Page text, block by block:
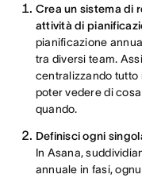
Crea un sistema di
attività di
pianificazione
tra diversi team.
centralizzando tutto
poter vedere di
quando.
Definisci ogni
In Asana,
annuale in fasi,